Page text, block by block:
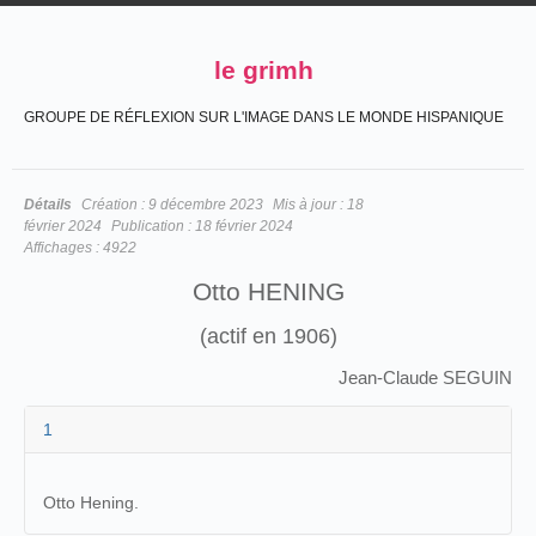
le grimh
GROUPE DE RÉFLEXION SUR L'IMAGE DANS LE MONDE HISPANIQUE
Détails Création : 9 décembre 2023 Mis à jour : 18
février 2024
Publication : 18 février 2024
Affichages : 4922
Otto HENING
(actif en 1906)
Jean-Claude SEGUIN
1
Otto Hening.